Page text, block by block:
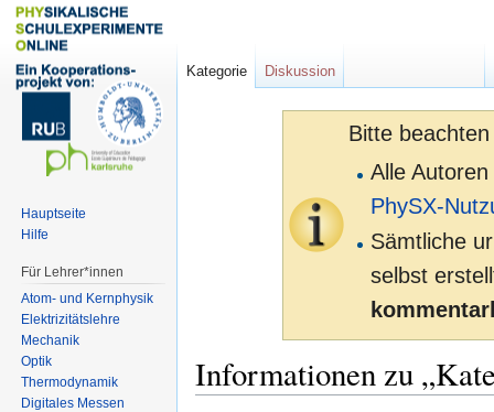
Bitte
Alle
PhySX-
Sämtliche
selbst
Informationen zu
Kategorie Diskussion
Hauptseite
Hilfe
Für Lehrer*innen
Atom- und Kernphysik
Elektrizitätslehre
Mechanik
Optik
Thermodynamik
Digitales Messen